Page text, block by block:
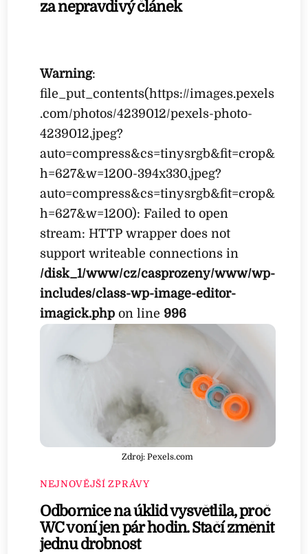
za nepravdivý článek
Warning:
file_put_contents(https://images.pexels
.com/photos/4239012/pexels-photo-
4239012.jpeg?
auto=compress&cs=tinysrgb&fit=crop&
h=627&w=1200-394x330.jpeg?
auto=compress&cs=tinysrgb&fit=crop&
h=627&w=1200): Failed to open
stream: HTTP wrapper does not
support writeable connections in
/disk_1/www/cz/casprozeny/www/wp-
includes/class-wp-image-editor-
imagick.php on line 996
Zdroj: Pexels.com
NEJNOVĚJŠÍ ZPRÁVY
Odbornice na úklid vysvětlila, proč
WC voní jen pár hodin. Stačí změnit
jednu drobnost